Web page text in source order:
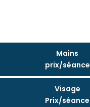
Mains
prix/séance
Visage
Prix/séance